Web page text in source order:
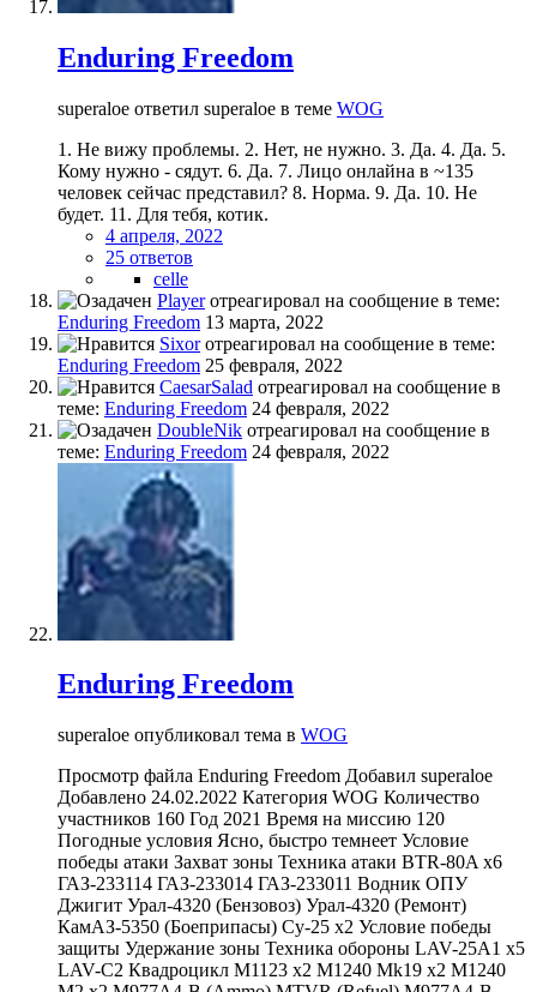
Enduring Freedom
superaloe ответил superaloe в теме WOG
1. Не вижу проблемы. 2. Нет, не нужно. 3. Да. 4. Да. 5.
Кому нужно - сядут. 6. Да. 7. Лицо онлайна в ~135
человек сейчас представил? 8. Норма. 9. Да. 10. Не
будет. 11. Для тебя, котик.
4 апреля, 2022
25 ответов
celle
Playerотреагировал на сообщение в теме:
Enduring Freedom 13 марта, 2022
Sixorотреагировал на сообщение в теме:
Enduring Freedom 25 февраля, 2022
CaesarSalad отреагировал на сообщение в
теме: Enduring Freedom 24 февраля, 2022
DoubleNik отреагировал на сообщение в
теме: Enduring Freedom 24 февраля, 2022
Enduring Freedom
superaloe опубликовал тема в WOG
Просмотр файла Enduring Freedom Добавил superaloe
Добавлено 24.02.2022 Категория WOG Количество
участников 160 Год 2021 Время на миссию 120
Погодные условия Ясно, быстро темнеет Условие
победы атаки Захват зоны Техника атаки BTR-80A x6
ГАЗ-233114 ГАЗ-233014 ГАЗ-233011 Водник ОПУ
Джигит Урал-4320 (Бензовоз) Урал-4320 (Ремонт)
КамАЗ-5350 (Боеприпасы) Су-25 x2 Условие победы
защиты Удержание зоны Техника обороны LAV-25A1 x5
LAV-C2 Квадроцикл M1123 x2 M1240 Mk19 x2 M1240